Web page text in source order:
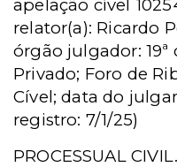
apelação cível
relator(a): Ricardo
órgão julgador:
Privado; Foro de
Cível; data do
registro: 7/1/25)
PROCESSUAL